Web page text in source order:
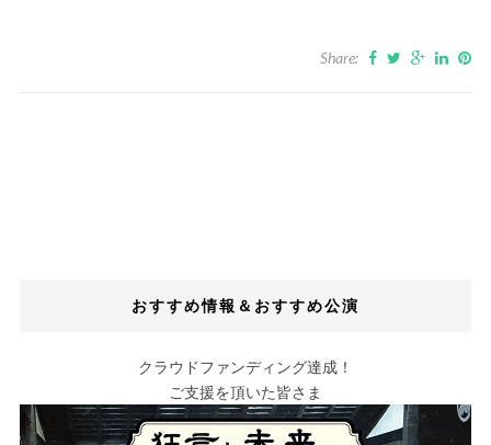
Share:
おすすめ情報＆おすすめ公演
クラウドファンディング達成！
ご支援を頂いた皆さま